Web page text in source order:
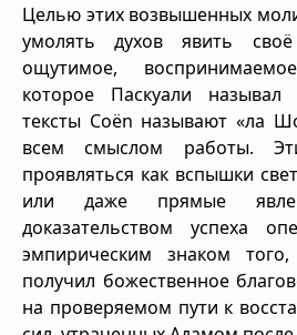
Целью этих возвышенных
умолять духов явить
ощутимое,
которое Паскуали
тексты Coën называют «ла
всем смыслом работы.
проявляться как вспышки
или даже прямые
доказательством успеха
эмпирическим знаком
получил божественное
на проверяемом пути к